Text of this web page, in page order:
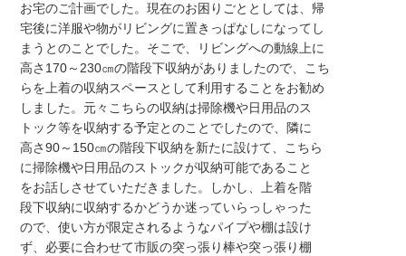
お宅のご計画でした。現在のお困りごととしては、帰
宅後に洋服や物がリビングに置きっぱなしになってし
まうとのことでした。そこで、リビングへの動線上に
高さ170～230㎝の階段下収納がありましたので、こち
らを上着の収納スペースとして利用することをお勧め
しました。元々こちらの収納は掃除機や日用品のス
トック等を収納する予定とのことでしたので、隣に
高さ90～150㎝の階段下収納を新たに設けて、こちら
に掃除機や日用品のストックが収納可能であること
をお話しさせていただきました。しかし、上着を階
段下収納に収納するかどうか迷っていらっしゃった
ので、使い方が限定されるようなパイプや棚は設け
ず、必要に合わせて市販の突っ張り棒や突っ張り棚